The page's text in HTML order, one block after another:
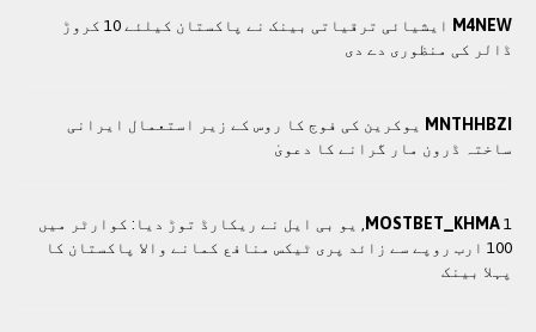
M4NEW
ایشیائی ترقیاتی بینک نے پاکستان کیلئے 10 کروڑ
ڈالر کی منظوری دے دی
MNTHHBZI یوکرین کی فوج کا روس کے زیر استعمال ایرانی
ساختہ ڈرون مار گرانے کا دعویٰ
MOSTBET_KHMA1, یو بی ایل نے ریکارڈ توڑ دیا: کوارٹر میں
100 ارب روپے سے زائد پری ٹیکس منافع کمانے والا پاکستان کا
پہلا بینک